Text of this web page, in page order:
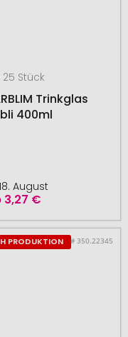
Stück
Trinkglas
400ml
3,27 €
August
PRODUKTION # 350.22345